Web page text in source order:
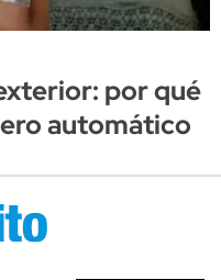
por qué
automático